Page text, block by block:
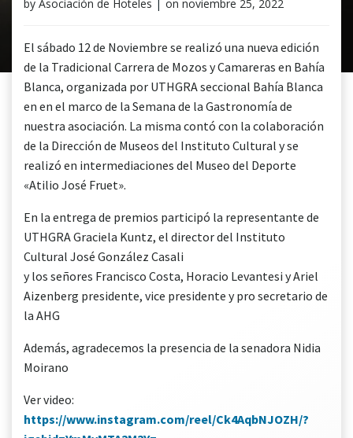
by Asociación de Hoteles | on noviembre 25, 2022
El sábado 12 de Noviembre se realizó una nueva edición
de la Tradicional Carrera de Mozos y Camareras en Bahía
Blanca, organizada por UTHGRA seccional Bahía Blanca
en en el marco de la Semana de la Gastronomía de
nuestra asociación. La misma contó con la colaboración
de la Dirección de Museos del Instituto Cultural y se
realizó en intermediaciones del Museo del Deporte
«Atilio José Fruet».
En la entrega de premios participó la representante de
UTHGRA Graciela Kuntz, el director del Instituto
Cultural José González Casali
y los señores Francisco Costa, Horacio Levantesi y Ariel
Aizenberg presidente, vice presidente y pro secretario de
la AHG
Además, agradecemos la presencia de la senadora Nidia
Moirano
Ver video:
https://www.instagram.com/reel/Ck4AqbNJOZH/?